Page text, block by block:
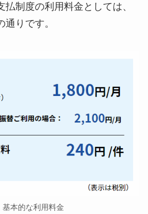
払制度の利用料金としては、
りです。
基本的な利用料金